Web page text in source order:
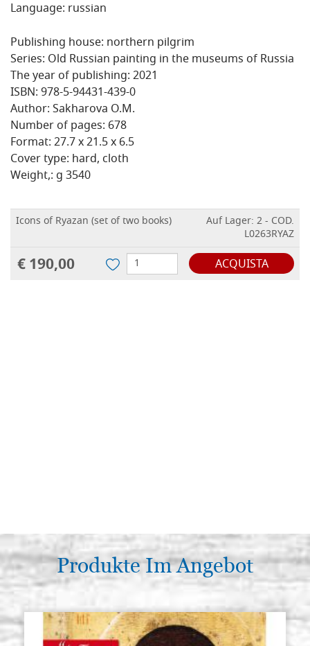
Language: russian
Publishing house: northern pilgrim
Series: Old Russian painting in the museums of Russia
The year of publishing: 2021
ISBN: 978-5-94431-439-0
Author: Sakharova O.M.
Number of pages: 678
Format: 27.7 x 21.5 x 6.5
Cover type: hard, cloth
Weight,: g 3540
Icons of Ryazan (set of two books)
Auf Lager: 2 - COD.
L0263RYAZ
€ 190,00 ACQUISTA
Produkte Im Angebot